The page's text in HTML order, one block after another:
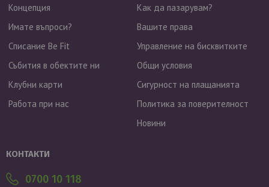
Концепция
Имате въпроси?
Списание Be Fit
Събития в обектите ни
Клубни карти
Работа при нас
Как да пазарувам?
Вашите права
Управление на бисквитките
Общи условия
Сигурност на плащанията
Политика за поверителност
Новини
КОНТАКТИ
0700 10 118